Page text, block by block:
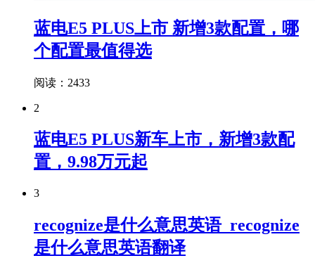
蓝电E5 PLUS上市 新增3款配置，哪
个配置最值得选
阅读：2433
2
蓝电E5 PLUS新车上市，新增3款配
置，9.98万元起
3
recognize是什么意思英语_recognize
是什么意思英语翻译